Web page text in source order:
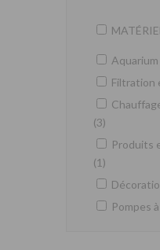
Aquarium
Filtration
(3)
Produits
(1)
Pompes